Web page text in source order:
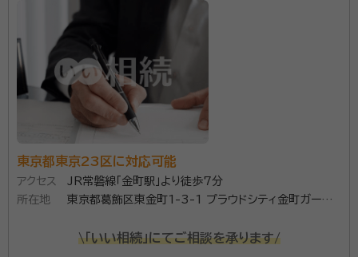
東京都東京23区に対応可能
アクセス
JR常磐線「金町駅」より徒歩7分
所在地
東京都葛飾区東金町1-3-1 プラウドシティ金町ガーデ
\「いい相続」にてご相談を承ります/